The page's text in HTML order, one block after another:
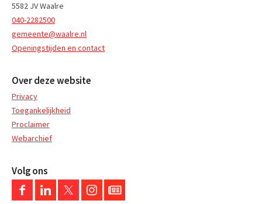
5582 JV Waalre
040-2282500
gemeente@waalre.nl
Openingstijden en contact
Over deze website
Privacy
Toegankelijkheid
Proclaimer
Webarchief
Volg ons